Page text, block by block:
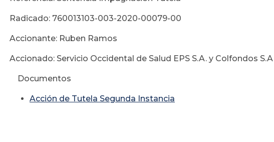
Radicado: 760013103-003-2020-00079-00
Accionante: Ruben Ramos
Accionado: Servicio Occidental de Salud EPS S.A. y Colfondos
Documentos
Acción de Tutela Segunda Instancia